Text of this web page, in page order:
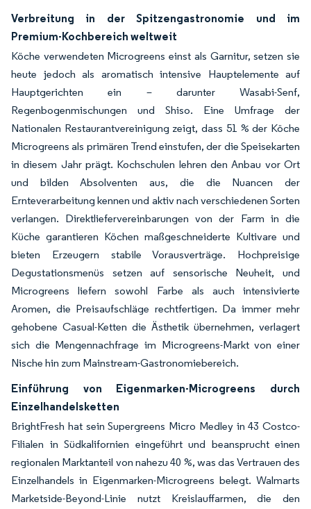
Verbreitung in der Spitzengastronomie und im
Premium-Kochbereich weltweit
Köche verwendeten Microgreens einst als Garnitur, setzen sie
heute jedoch als aromatisch intensive Hauptelemente auf
Hauptgerichten ein – darunter Wasabi-Senf,
Regenbogenmischungen und Shiso. Eine Umfrage der
Nationalen Restaurantvereinigung zeigt, dass 51 % der Köche
Microgreens als primären Trend einstufen, der die Speisekarten
in diesem Jahr prägt. Kochschulen lehren den Anbau vor Ort
und bilden Absolventen aus, die die Nuancen der
Ernteverarbeitung kennen und aktiv nach verschiedenen Sorten
verlangen. Direktliefervereinbarungen von der Farm in die
Küche garantieren Köchen maßgeschneiderte Kultivare und
bieten Erzeugern stabile Vorausverträge. Hochpreisige
Degustationsmenüs setzen auf sensorische Neuheit, und
Microgreens liefern sowohl Farbe als auch intensivierte
Aromen, die Preisaufschläge rechtfertigen. Da immer mehr
gehobene Casual-Ketten die Ästhetik übernehmen, verlagert
sich die Mengennachfrage im Microgreens-Markt von einer
Nische hin zum Mainstream-Gastronomiebereich.
Einführung von Eigenmarken-Microgreens durch
Einzelhandelsketten
BrightFresh hat sein Supergreens Micro Medley in 43 Costco-
Filialen in Südkalifornien eingeführt und beansprucht einen
regionalen Marktanteil von nahezu 40 %, was das Vertrauen des
Einzelhandels in Eigenmarken-Microgreens belegt. Walmarts
Marketside-Beyond-Linie nutzt Kreislauffarmen, die den